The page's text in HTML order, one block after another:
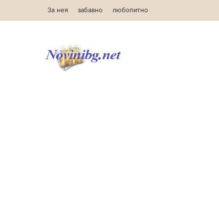
За нея забавно любопитно